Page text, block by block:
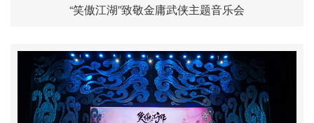
“笑傲江湖”致敬金庸武侠主题音乐会